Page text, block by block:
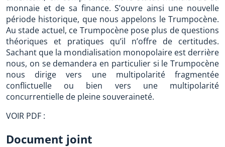
monnaie et de sa finance. S’ouvre ainsi une nouvelle
période historique, que nous appelons le Trumpocène.
Au stade actuel, ce Trumpocène pose plus de questions
théoriques et pratiques qu’il n’offre de certitudes.
Sachant que la mondialisation monopolaire est derrière
nous, on se demandera en particulier si le Trumpocène
nous dirige vers une multipolarité fragmentée
conflictuelle ou bien vers une multipolarité
concurrentielle de pleine souveraineté.
VOIR PDF :
Document joint